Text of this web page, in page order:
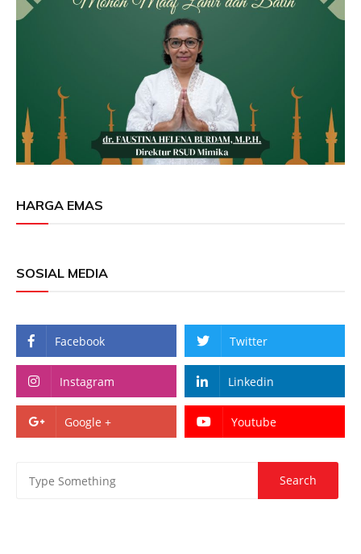
HARGA EMAS
SOSIAL MEDIA
Facebook Twitter
Instagram Linkedin
Google + Youtube